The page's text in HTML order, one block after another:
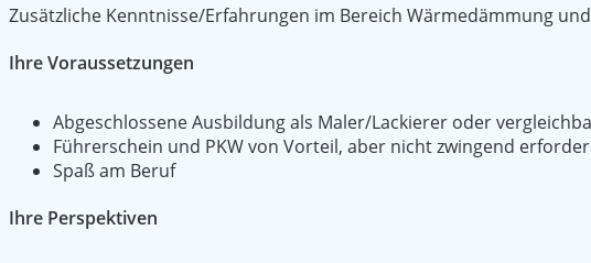
Zusätzliche Kenntnisse/Erfahrungen im Bereich Wärmedämmung
Ihre Voraussetzungen
Abgeschlossene Ausbildung als Maler/Lackierer oder
Führerschein und PKW von Vorteil, aber nicht zwingend
Spaß am Beruf
Ihre Perspektiven